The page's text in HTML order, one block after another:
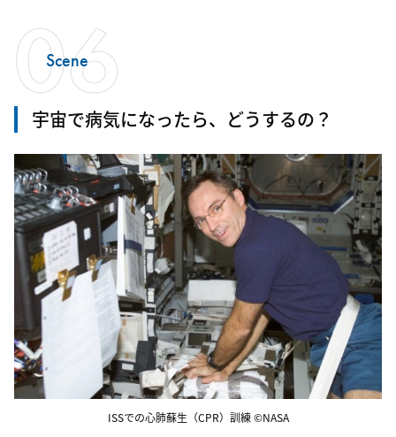
06
Scene
宇宙で病気になったら、どうするの？
ISSでの心肺蘇生（CPR）訓練 ©NASA